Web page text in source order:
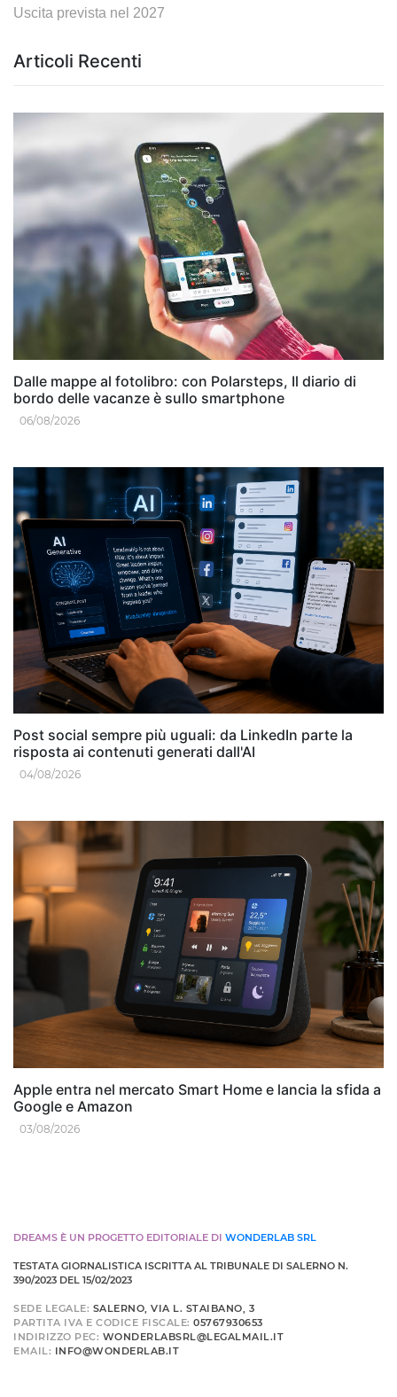
Uscita prevista nel 2027
Articoli Recenti
Dalle mappe al fotolibro: con Polarsteps, Il diario di
bordo delle vacanze è sullo smartphone
06/08/2026
Post social sempre più uguali: da LinkedIn parte la
risposta ai contenuti generati dall'AI
04/08/2026
Apple entra nel mercato Smart Home e lancia la sfida a
Google e Amazon
03/08/2026
DREAMS È UN PROGETTO EDITORIALE DI WONDERLAB SRL
TESTATA GIORNALISTICA ISCRITTA AL TRIBUNALE DI SALERNO N.
390/2023 DEL 15/02/2023
SEDE LEGALE: SALERNO, VIA L. STAIBANO, 3
PARTITA IVA E CODICE FISCALE: 05767930653
INDIRIZZO PEC: WONDERLABSRL@LEGALMAIL.IT
EMAIL: INFO@WONDERLAB.IT